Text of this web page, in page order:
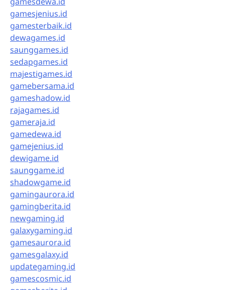
gamesjenius.id
gamesterbaik.id
dewagames.id
saunggames.id
sedapgames.id
majestigames.id
gamebersama.id
gameshadow.id
rajagames.id
gameraja.id
gamedewa.id
gamejenius.id
dewigame.id
saunggame.id
shadowgame.id
gamingaurora.id
gamingberita.id
newgaming.id
galaxygaming.id
gamesaurora.id
gamesgalaxy.id
updategaming.id
gamescosmic.id